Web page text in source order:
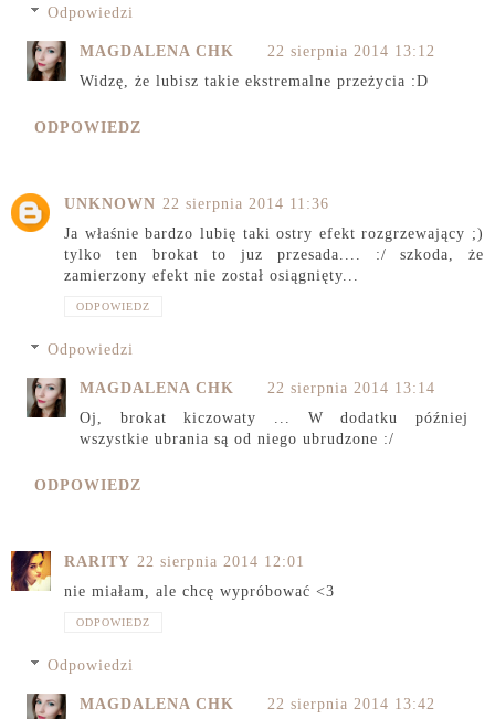
Odpowiedzi
MAGDALENA CHK
22 sierpnia 2014 13:12
Widzę, że lubisz takie ekstremalne przeżycia :D
ODPOWIEDZ
UNKNOWN 22 sierpnia 2014 11:36
Ja właśnie bardzo lubię taki ostry efekt rozgrzewający ;)
tylko ten brokat to juz przesada.... :/ szkoda, że
zamierzony efekt nie został osiągnięty...
ODPOWIEDZ
Odpowiedzi
MAGDALENA CHK
22 sierpnia 2014 13:14
Oj, brokat kiczowaty ... W dodatku później
wszystkie ubrania są od niego ubrudzone :/
ODPOWIEDZ
RARITY 22 sierpnia 2014 12:01
nie miałam, ale chcę wypróbować <3
ODPOWIEDZ
Odpowiedzi
MAGDALENA CHK
22 sierpnia 2014 13:42